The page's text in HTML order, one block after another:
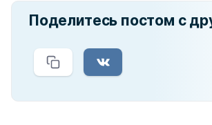
Поделитесь постом с